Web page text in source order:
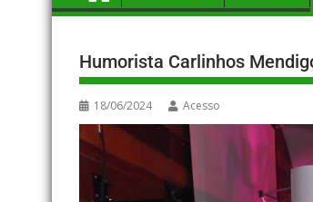
Humorista Carlinhos
18/06/2024 Acesso